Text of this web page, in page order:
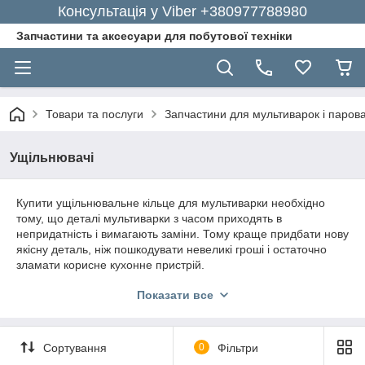
Консультація у Viber +380977788980
Запчастини та аксесуари для побутової техніки
Товари та послуги Запчастини для мультиварок і
Ущільнювачі
Купити ущільнювальне кільце для мультиварки необхідно
тому, що деталі мультиварки з часом приходять в
непридатність і вимагають заміни. Тому краще придбати нову
якісну деталь, ніж пошкодувати невеликі гроші і остаточно
зламати корисне кухонне пристрій.
Як підібрати ущільнювач для
визначитеся з її брендом і моделлю. Знаючи це ви зможете
Показати все
Сортування 0 Фільтри